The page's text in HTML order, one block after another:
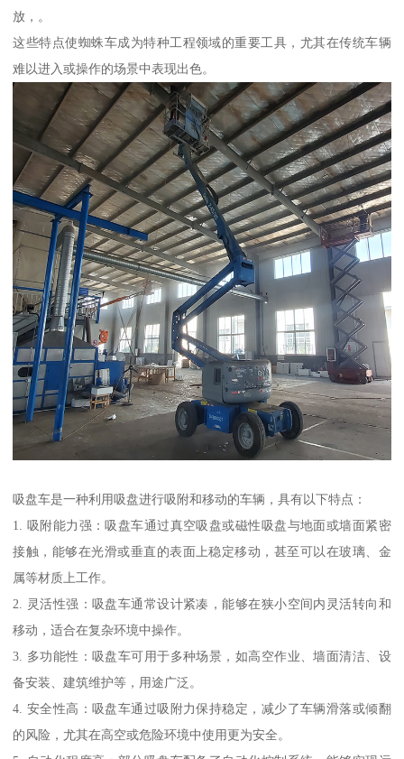
放，。
这些特点使蜘蛛车成为特种工程领域的重要工具，尤其在传统车辆
难以进入或操作的场景中表现出色。
吸盘车是一种利用吸盘进行吸附和移动的车辆，具有以下特点：
1. 吸附能力强：吸盘车通过真空吸盘或磁性吸盘与地面或墙面紧密
接触，能够在光滑或垂直的表面上稳定移动，甚至可以在玻璃、金
属等材质上工作。
2. 灵活性强：吸盘车通常设计紧凑，能够在狭小空间内灵活转向和
移动，适合在复杂环境中操作。
3. 多功能性：吸盘车可用于多种场景，如高空作业、墙面清洁、设
备安装、建筑维护等，用途广泛。
4. 安全性高：吸盘车通过吸附力保持稳定，减少了车辆滑落或倾翻
的风险，尤其在高空或危险环境中使用更为安全。